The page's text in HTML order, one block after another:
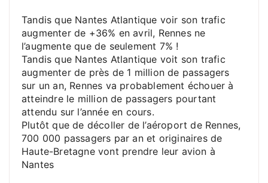
Tandis que Nantes Atlantique voir son trafic
augmenter de +36% en avril, Rennes ne
l’augmente que de seulement 7% !
Tandis que Nantes Atlantique voit son trafic
augmenter de près de 1 million de passagers
sur un an, Rennes va probablement échouer à
atteindre le million de passagers pourtant
attendu sur l’année en cours.
Plutôt que de décoller de l’aéroport de Rennes,
700 000 passagers par an et originaires de
Haute-Bretagne vont prendre leur avion à
Nantes